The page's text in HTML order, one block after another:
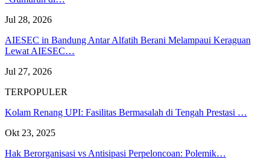
Jul 28, 2026
AIESEC in Bandung Antar Alfatih Berani Melampaui Keraguan
Lewat AIESEC…
Jul 27, 2026
TERPOPULER
Kolam Renang UPI: Fasilitas Bermasalah di Tengah Prestasi …
Okt 23, 2025
Hak Berorganisasi vs Antisipasi Perpeloncoan: Polemik…